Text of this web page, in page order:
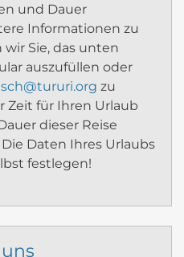
und Dauer
Informationen zu
Sie, das unten
auszufüllen oder
zu
Zeit für Ihren Urlaub
dieser Reise
Daten Ihres Urlaubs
festlegen!